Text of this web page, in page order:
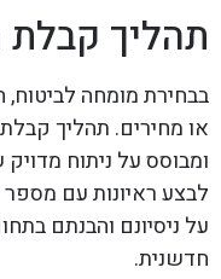
תהליך
בבחירת מומחה
או מחירים. תהליך
ומבוסס על ניתוח
לבצע ראיונות עם
על ניסיונם והבנתם
חדשנית.